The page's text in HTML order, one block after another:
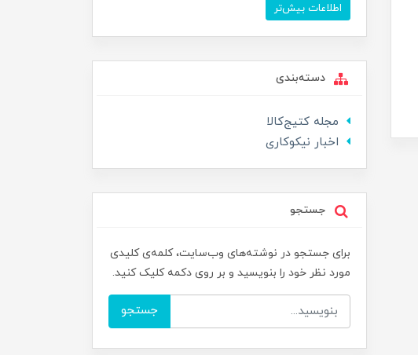
اطلاعات بیش‌تر
دسته‌بندی
مجله کتیج‌کالا
اخبار نیکوکاری
جستجو
برای جستجو در نوشته‌های وب‌سایت، کلمه‌ی کلیدی
مورد نظر خود را بنویسید و بر روی دکمه کلیک کنید.
جستجو